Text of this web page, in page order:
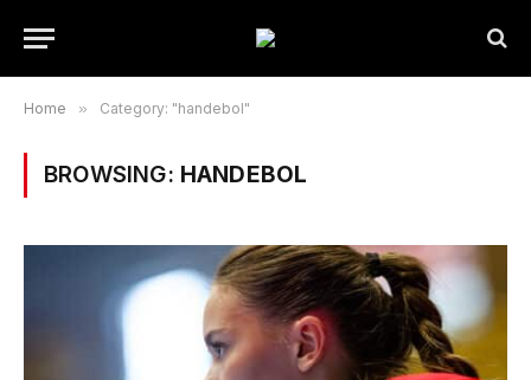
Home » Category: "handebol"
BROWSING: HANDEBOL